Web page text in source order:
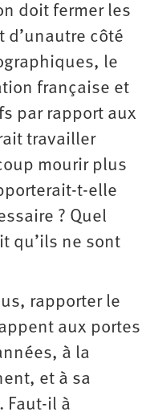
doit fermer les
d’unautre côté
le
française et
par rapport aux
travailler
mourir plus
t-elle
? Quel
qu’ils ne sont
rapporter le
aux portes
à la
et à sa
Faut-il à